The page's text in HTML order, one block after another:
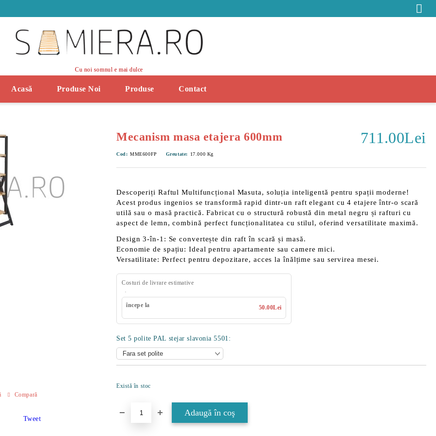
Cu noi somnul e mai dulce
Acasă Produse Noi Produse Contact
Mecanism masa etajera 600mm 711.00Lei
Cod: MME600FP Greutate: 17.000 Kg
Descoperiți Raftul Multifuncțional Masuta, soluția inteligentă pentru spații moderne!
Acest produs ingenios se transformă rapid dintr-un raft elegant cu 4 etajere într-o scară
utilă sau o masă practică. Fabricat cu o structură robustă din metal negru și rafturi cu
aspect de lemn, combină perfect funcționalitatea cu stilul, oferind versatilitate maximă.
Design 3-în-1: Se convertește din raft în scară și masă.
Economie de spațiu: Ideal pentru apartamente sau camere mici.
Versatilitate: Perfect pentru depozitare, acces la înălțime sau servirea mesei.
Costuri de livrare estimative
începe la 50.00Lei
Set 5 polite PAL stejar slavonia 5501:
Există în stoc
Compară
Tweet